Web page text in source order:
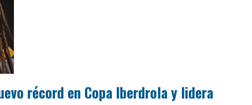
récord en Copa Iberdrola y lidera